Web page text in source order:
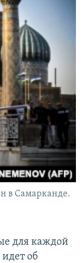
в Самарканде.
для каждой
об